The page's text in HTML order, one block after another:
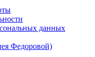
данных
Федоровой)